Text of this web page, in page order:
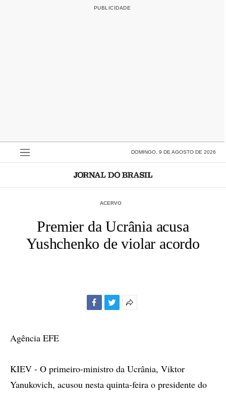
DOMINGO, 9 DE AGOSTO DE 2026
ACERVO
Premier da Ucrânia acusa
Yushchenko de violar acordo
Agência EFE
KIEV - O primeiro-ministro da Ucrânia, Viktor
Yanukovich, acusou nesta quinta-feira o presidente do